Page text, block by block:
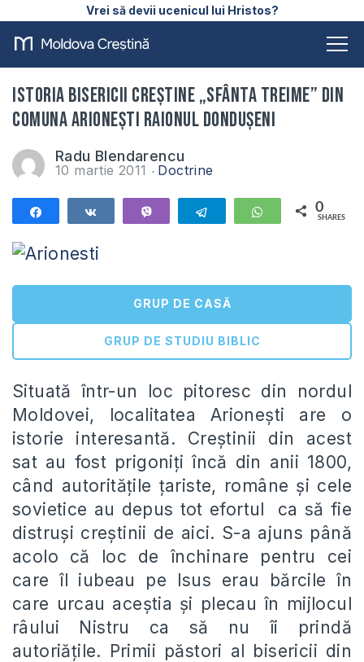
Vrei să devii ucenicul lui Hristos?
Istoria Bisericii Creştine „Sfânta Treime” din
comuna Arioneşti raionul Donduşeni
Radu Blendarencu
10 martie 2011 Doctrine
Telegram WhatsApp
0
SHARES
GRUP DE CASĂ
GRUP DE STUDIU BIBLIC
Situată într-un loc pitoresc din nordul
Moldovei, localitatea Arioneşti are o
istorie interesantă. Creştinii din acest
sat au fost prigoniţi încă din anii 1800,
când autorităţile ţariste, române şi cele
sovietice au depus tot efortul ca să fie
distruşi creştinii de aici. S-a ajuns până
acolo că loc de închinare pentru cei
care îl iubeau pe Isus erau bărcile în
care urcau aceştia şi plecau în mijlocul
râului Nistru ca să nu îi prindă
autoriăţile. Primii păstori al bisericii din